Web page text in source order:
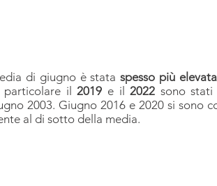
di giugno è stata spesso più elevata
particolare il 2019 e il 2022 sono stati
2003. Giugno 2016 e 2020 si sono
al di sotto della media.